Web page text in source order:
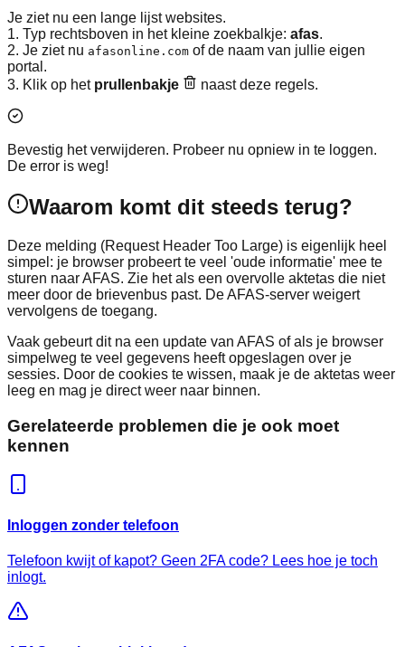
Je ziet nu een lange lijst websites.
1. Typ rechtsboven in het kleine zoekbalkje: afas.
2. Je ziet nu afasonline.com of de naam van jullie eigen
portal.
3. Klik op het prullenbakje naast deze regels.
Bevestig het verwijderen. Probeer nu opniew in te loggen.
De error is weg!
Waarom komt dit steeds terug?
Deze melding (Request Header Too Large) is eigenlijk heel
simpel: je browser probeert te veel 'oude informatie' mee te
sturen naar AFAS. Zie het als een overvolle aktetas die niet
meer door de brievenbus past. De AFAS-server weigert
vervolgens de toegang.
Vaak gebeurt dit na een update van AFAS of als je browser
simpelweg te veel gegevens heeft opgeslagen over je
sessies. Door de cookies te wissen, maak je de aktetas weer
leeg en mag je direct weer naar binnen.
Gerelateerde problemen die je ook moet
kennen
Inloggen zonder telefoon
Telefoon kwijt of kapot? Geen 2FA code? Lees hoe je toch
inlogt.